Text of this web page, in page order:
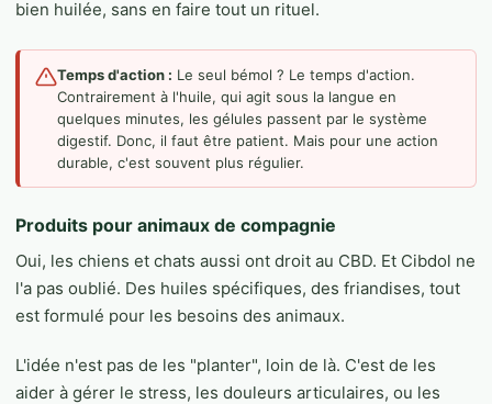
bien huilée, sans en faire tout un rituel.
Temps d'action : Le seul bémol ? Le temps d'action.
Contrairement à l'huile, qui agit sous la langue en
quelques minutes, les gélules passent par le système
digestif. Donc, il faut être patient. Mais pour une action
durable, c'est souvent plus régulier.
Produits pour animaux de compagnie
Oui, les chiens et chats aussi ont droit au CBD. Et Cibdol ne
l'a pas oublié. Des huiles spécifiques, des friandises, tout
est formulé pour les besoins des animaux.
L'idée n'est pas de les "planter", loin de là. C'est de les
aider à gérer le stress, les douleurs articulaires, ou les